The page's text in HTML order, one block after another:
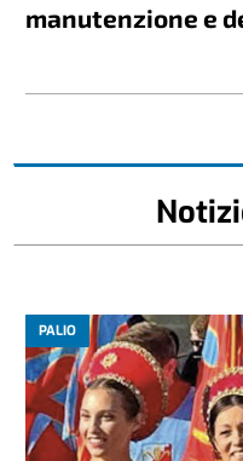
manutenzione e
PALIO